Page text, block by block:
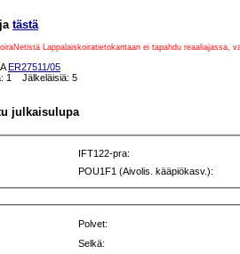
tästä
Lappalaiskoiratietokantaan ei tapahdu
ER27511/05
1 Jälkeläisiä: 5
julkaisulupa
IFT122-pra:
POU1F1 (Aivolis. kääpiökasv.):
Polvet:
Selkä: